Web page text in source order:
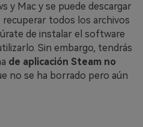
y Mac y se puede descargar
todos los archivos
de instalar el software
Sin embargo, tendrás
de aplicación Steam no
no se ha borrado pero aún